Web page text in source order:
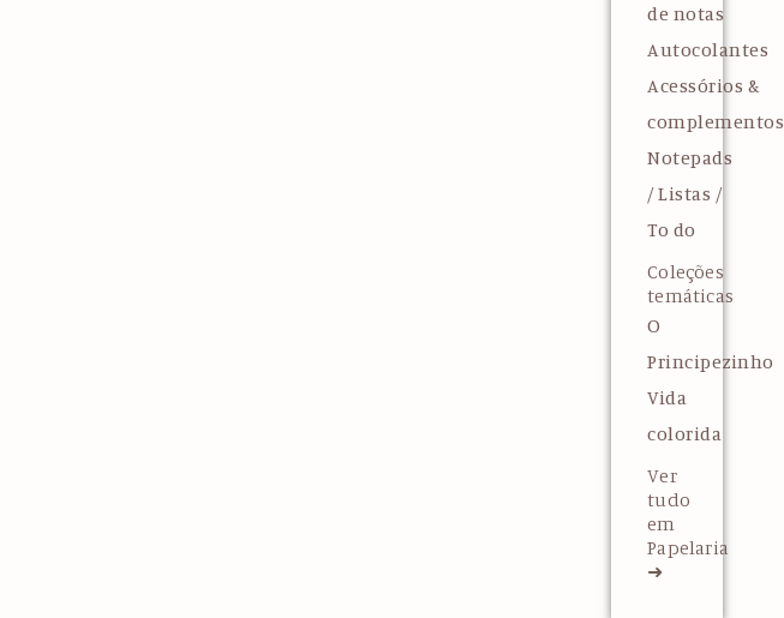
de notas
Autocolantes
Acessórios &
complementos
Notepads
/ Listas /
To do
Coleções
temáticas
O
Principezinho
Vida
colorida
Ver
tudo
em
Papelaria
➜